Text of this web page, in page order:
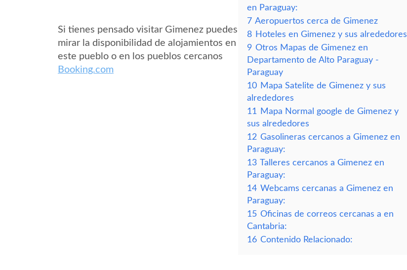
Si tienes pensado visitar Gimenez puedes
mirar la disponibilidad de alojamientos en
este pueblo o en los pueblos cercanos
Booking.com
en Paraguay:
7 Aeropuertos cerca de Gimenez
8 Hoteles en Gimenez y sus alrededores
9 Otros Mapas de Gimenez en
Departamento de Alto Paraguay -
Paraguay
10 Mapa Satelite de Gimenez y sus
alrededores
11
Mapa Normal google de Gimenez y
sus alrededores
12 Gasolineras cercanos a Gimenez en
Paraguay:
13 Talleres cercanos a Gimenez en
Paraguay:
14 Webcams cercanas a Gimenez en
Paraguay:
15 Oficinas de correos cercanas a en
Cantabria:
16 Contenido Relacionado: